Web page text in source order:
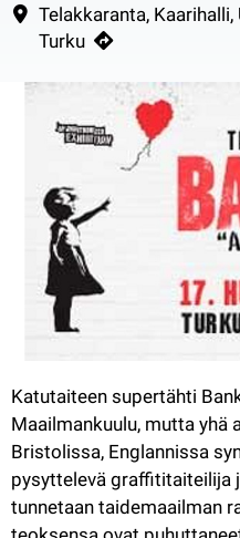
N/A
Yhteystiedot
Telakkaranta,
Turku
Katutaiteen supertähti
Maailmankuulu, mutta yhä
Bristolissa, Englannissa
pysyttelevä graffititaiteilija
tunnetaan taidemaailman